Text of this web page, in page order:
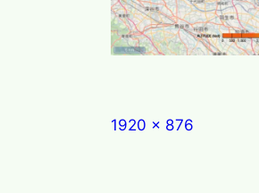
Full
1920 × 876